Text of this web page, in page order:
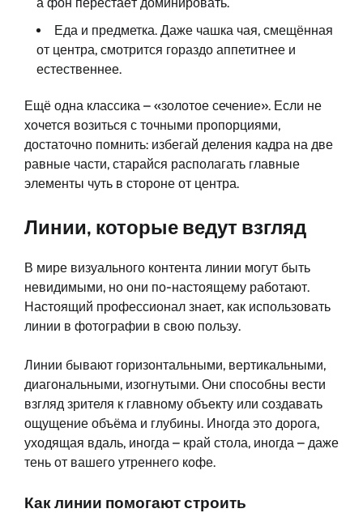
Еда и предметка. Даже чашка чая, смещённая
от центра, смотрится гораздо аппетитнее и
естественнее.
Ещё одна классика – «золотое сечение». Если не
хочется возиться с точными пропорциями,
достаточно помнить: избегай деления кадра на две
равные части, старайся располагать главные
элементы чуть в стороне от центра.
Линии, которые ведут взгляд
В мире визуального контента линии могут быть
невидимыми, но они по-настоящему работают.
Настоящий профессионал знает, как использовать
линии в фотографии в свою пользу.
Линии бывают горизонтальными, вертикальными,
диагональными, изогнутыми. Они способны вести
взгляд зрителя к главному объекту или создавать
ощущение объёма и глубины. Иногда это дорога,
уходящая вдаль, иногда – край стола, иногда – даже
тень от вашего утреннего кофе.
Как линии помогают строить